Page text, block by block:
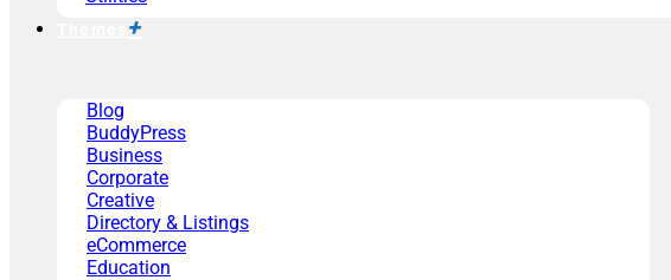
Blog
BuddyPress
Business
Corporate
Creative
Directory & Listings
eCommerce
Education